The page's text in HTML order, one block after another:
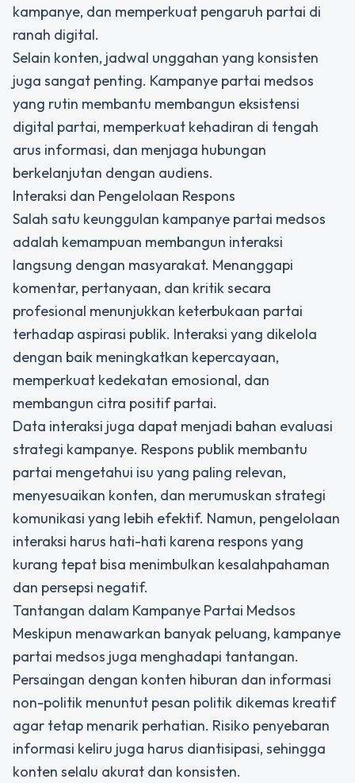
kampanye, dan memperkuat pengaruh partai di
ranah digital.
Selain konten, jadwal unggahan yang konsisten
juga sangat penting. Kampanye partai medsos
yang rutin membantu membangun eksistensi
digital partai, memperkuat kehadiran di tengah
arus informasi, dan menjaga hubungan
berkelanjutan dengan audiens.
Interaksi dan Pengelolaan Respons
Salah satu keunggulan kampanye partai medsos
adalah kemampuan membangun interaksi
langsung dengan masyarakat. Menanggapi
komentar, pertanyaan, dan kritik secara
profesional menunjukkan keterbukaan partai
terhadap aspirasi publik. Interaksi yang dikelola
dengan baik meningkatkan kepercayaan,
memperkuat kedekatan emosional, dan
membangun citra positif partai.
Data interaksi juga dapat menjadi bahan evaluasi
strategi kampanye. Respons publik membantu
partai mengetahui isu yang paling relevan,
menyesuaikan konten, dan merumuskan strategi
komunikasi yang lebih efektif. Namun, pengelolaan
interaksi harus hati-hati karena respons yang
kurang tepat bisa menimbulkan kesalahpahaman
dan persepsi negatif.
Tantangan dalam Kampanye Partai Medsos
Meskipun menawarkan banyak peluang, kampanye
partai medsos juga menghadapi tantangan.
Persaingan dengan konten hiburan dan informasi
non-politik menuntut pesan politik dikemas kreatif
agar tetap menarik perhatian. Risiko penyebaran
informasi keliru juga harus diantisipasi, sehingga
konten selalu akurat dan konsisten.